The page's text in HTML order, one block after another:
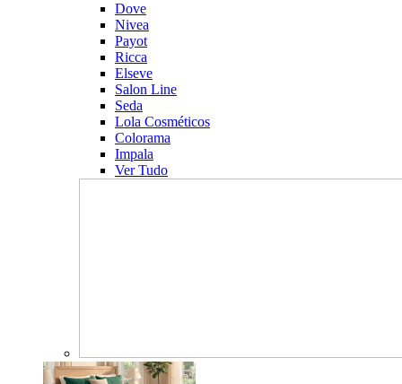
Dove
Nivea
Payot
Ricca
Elseve
Salon Line
Seda
Lola Cosméticos
Colorama
Impala
Ver Tudo